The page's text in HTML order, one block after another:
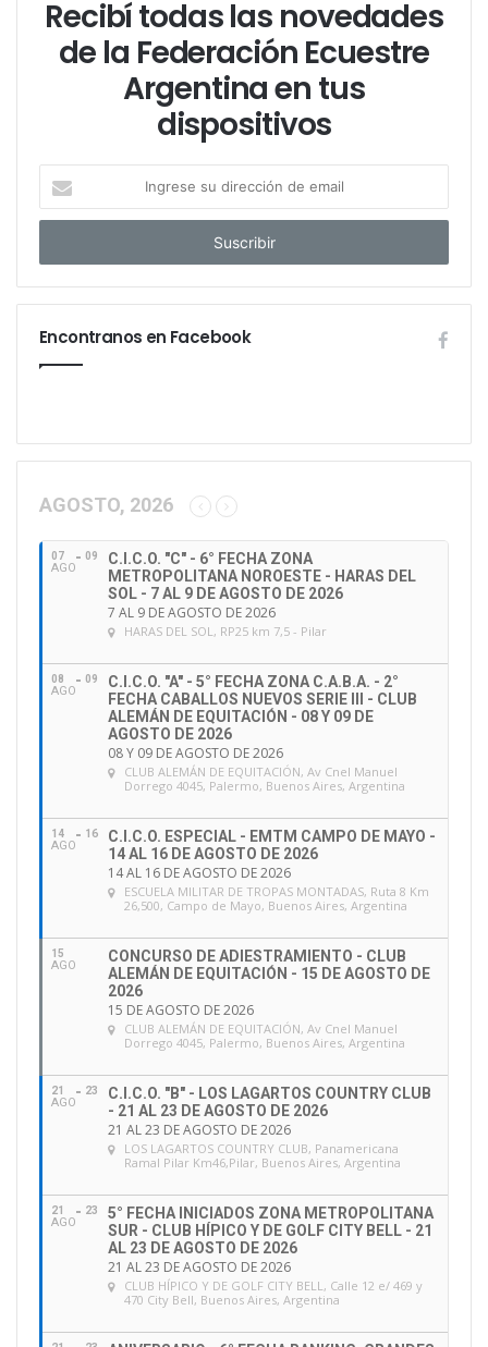
Recibí todas las novedades
de la Federación Ecuestre
Argentina en tus
dispositivos
g
e
s
s
e
c
ó
Encontranos en Facebook
AGOSTO, 2026
07
AGO
09
C.I.C.O. "C" - 6° FECHA ZONA
METROPOLITANA NOROESTE - HARAS DEL
SOL - 7 AL 9 DE AGOSTO DE 2026
7 AL 9 DE AGOSTO DE 2026
HARAS DEL SOL, RP25 km 7,5 - Pilar
08
AGO
09
C.I.C.O. "A" - 5° FECHA ZONA C.A.B.A. - 2°
FECHA CABALLOS NUEVOS SERIE III - CLUB
ALEMÁN DE EQUITACIÓN - 08 Y 09 DE
AGOSTO DE 2026
08 Y 09 DE AGOSTO DE 2026
CLUB ALEMÁN DE EQUITACIÓN, Av Cnel Manuel
Dorrego 4045, Palermo, Buenos Aires, Argentina
14
AGO
16
C.I.C.O. ESPECIAL - EMTM CAMPO DE MAYO -
14 AL 16 DE AGOSTO DE 2026
14 AL 16 DE AGOSTO DE 2026
ESCUELA MILITAR DE TROPAS MONTADAS, Ruta 8 Km
26,500, Campo de Mayo, Buenos Aires, Argentina
15
AGO
CONCURSO DE ADIESTRAMIENTO - CLUB
ALEMÁN DE EQUITACIÓN - 15 DE AGOSTO DE
2026
15 DE AGOSTO DE 2026
CLUB ALEMÁN DE EQUITACIÓN, Av Cnel Manuel
Dorrego 4045, Palermo, Buenos Aires, Argentina
21
AGO
23
C.I.C.O. "B" - LOS LAGARTOS COUNTRY CLUB
- 21 AL 23 DE AGOSTO DE 2026
21 AL 23 DE AGOSTO DE 2026
LOS LAGARTOS COUNTRY CLUB, Panamericana
Ramal Pilar Km46,Pilar, Buenos Aires, Argentina
21
AGO
23
5° FECHA INICIADOS ZONA METROPOLITANA
SUR - CLUB HÍPICO Y DE GOLF CITY BELL - 21
AL 23 DE AGOSTO DE 2026
21 AL 23 DE AGOSTO DE 2026
CLUB HÍPICO Y DE GOLF CITY BELL, Calle 12 e/ 469 y
470 City Bell, Buenos Aires, Argentina